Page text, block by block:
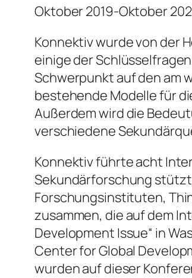
Oktober 2019-Oktober
Konnektiv wurde von der
einige der
Schwerpunkt auf den am
bestehende Modelle für
Außerdem wird die
verschiedene
Konnektiv führte acht
Sekundärforschung
Forschungsinstituten,
zusammen, die auf dem
Development Issue“ in
Center for Global
wurden auf dieser